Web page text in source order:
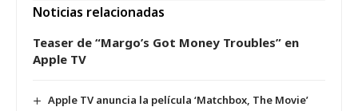
Noticias relacionadas
Teaser de “Margo’s Got Money Troubles” en
Apple TV
Apple TV anuncia la película ‘Matchbox, The Movie’